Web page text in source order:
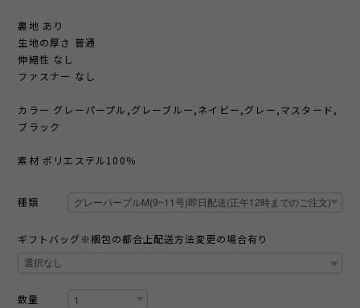
裏地 あり
生地の厚さ 普通
伸縮性 なし
ファスナー なし
カラー グレーパープル,グレーブルー,ネイビー,グレー,マスタード,
ブラック
素材 ポリエステル100％
種類
ギフトバッグ※梱包の都合上配送方法変更の場合有り
数量